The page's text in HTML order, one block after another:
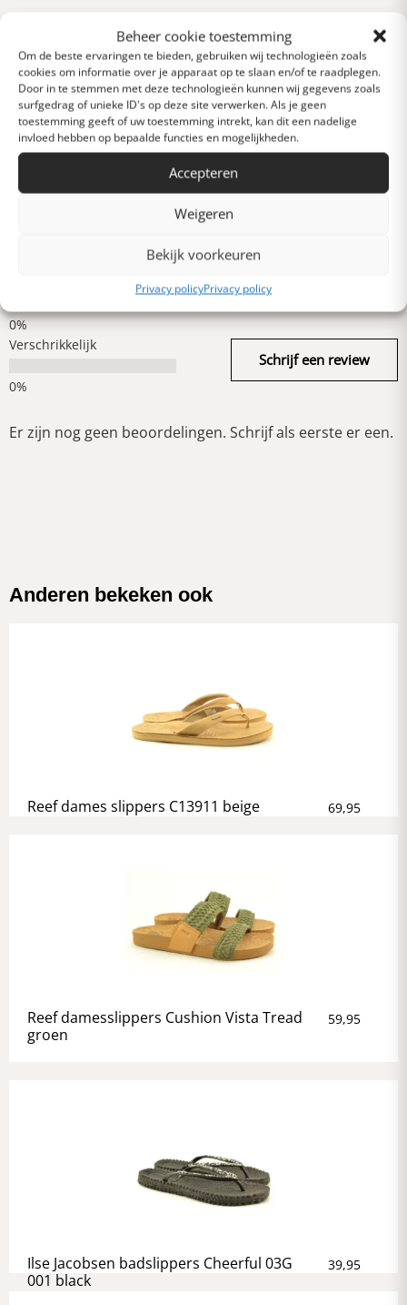
Beheer cookie toestemming
Om de beste ervaringen te bieden, gebruiken wij technologieën zoals
cookies om informatie over je apparaat op te slaan en/of te raadplegen.
Door in te stemmen met deze technologieën kunnen wij gegevens zoals
surfgedrag of unieke ID's op deze site verwerken. Als je geen
toestemming geeft of uw toestemming intrekt, kan dit een nadelige
invloed hebben op bepaalde functies en mogelijkheden.
Accepteren
Weigeren
Bekijk voorkeuren
Privacy policyPrivacy policy
0 van 5 sterren (op
basis van 0 reviews)
Uitstekend
Heel goed
Verschrikkelijk
Schrijf een review
Er zijn nog geen beoordelingen. Schrijf als eerste er een.
Anderen bekeken ook
Reef dames slippers C13911 beige 69,95
Reef damesslippers Cushion Vista Tread
groen
59,95
Ilse Jacobsen badslippers Cheerful 03G
001 black
39,95